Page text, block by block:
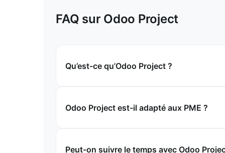
FAQ sur Odoo Project
Qu’est-ce qu’Odoo Project ?
Odoo Project est-il adapté aux PME ?
Peut-on suivre le temps avec Odoo